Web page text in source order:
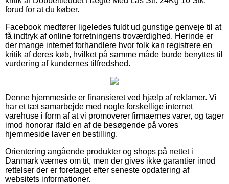
forud for at du køber.
Facebook medfører ligeledes fuldt ud gunstige genveje til at
få indtryk af online forretningens troværdighed. Herinde er
der mange internet forhandlere hvor folk kan registrere en
kritik af deres køb, hvilket på samme måde burde benyttes til
vurdering af kundernes tilfredshed.
Denne hjemmeside er finansieret ved hjælp af reklamer. Vi
har et tæt samarbejde med nogle forskellige internet
varehuse i form af at vi promoverer firmaernes varer, og tager
imod honorar ifald en af de besøgende på vores
hjemmeside laver en bestilling.
Orientering angående produkter og shops på nettet i
Danmark værnes om tit, men der gives ikke garantier imod
rettelser der er foretaget efter seneste opdatering af
websitets informationer.